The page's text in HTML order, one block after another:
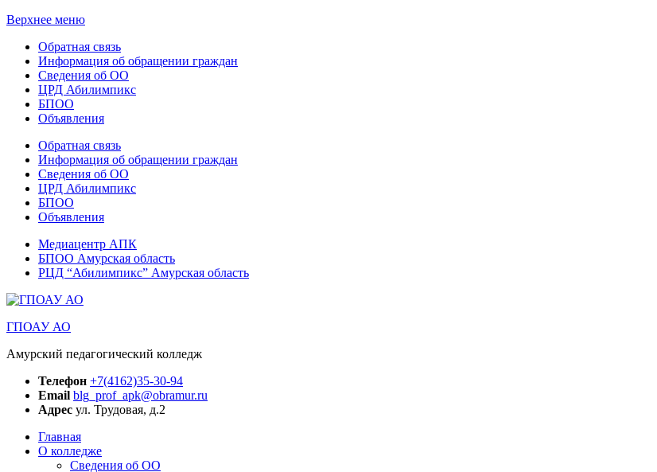
Верхнее меню
Обратная связь
Информация об обращении граждан
Сведения об ОО
ЦРД Абилимпикс
БПОО
Объявления
Обратная связь
Информация об обращении граждан
Сведения об ОО
ЦРД Абилимпикс
БПОО
Объявления
Медиацентр АПК
БПОО Амурская область
РЦД “Абилимпикс” Амурская область
ГПОАУ АО
Амурский педагогический колледж
Телефон +7(4162)35-30-94
Email blg_prof_apk@obramur.ru
Адрес ул. Трудовая, д.2
Главная
О колледже
Сведения об ОО